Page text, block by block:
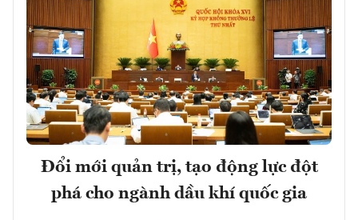
Đổi mới quản trị, tạo động lực đột
phá cho ngành dầu khí quốc gia